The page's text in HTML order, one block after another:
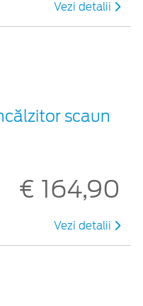
Vezi detalii
scaun
€ 164,90
Vezi detalii